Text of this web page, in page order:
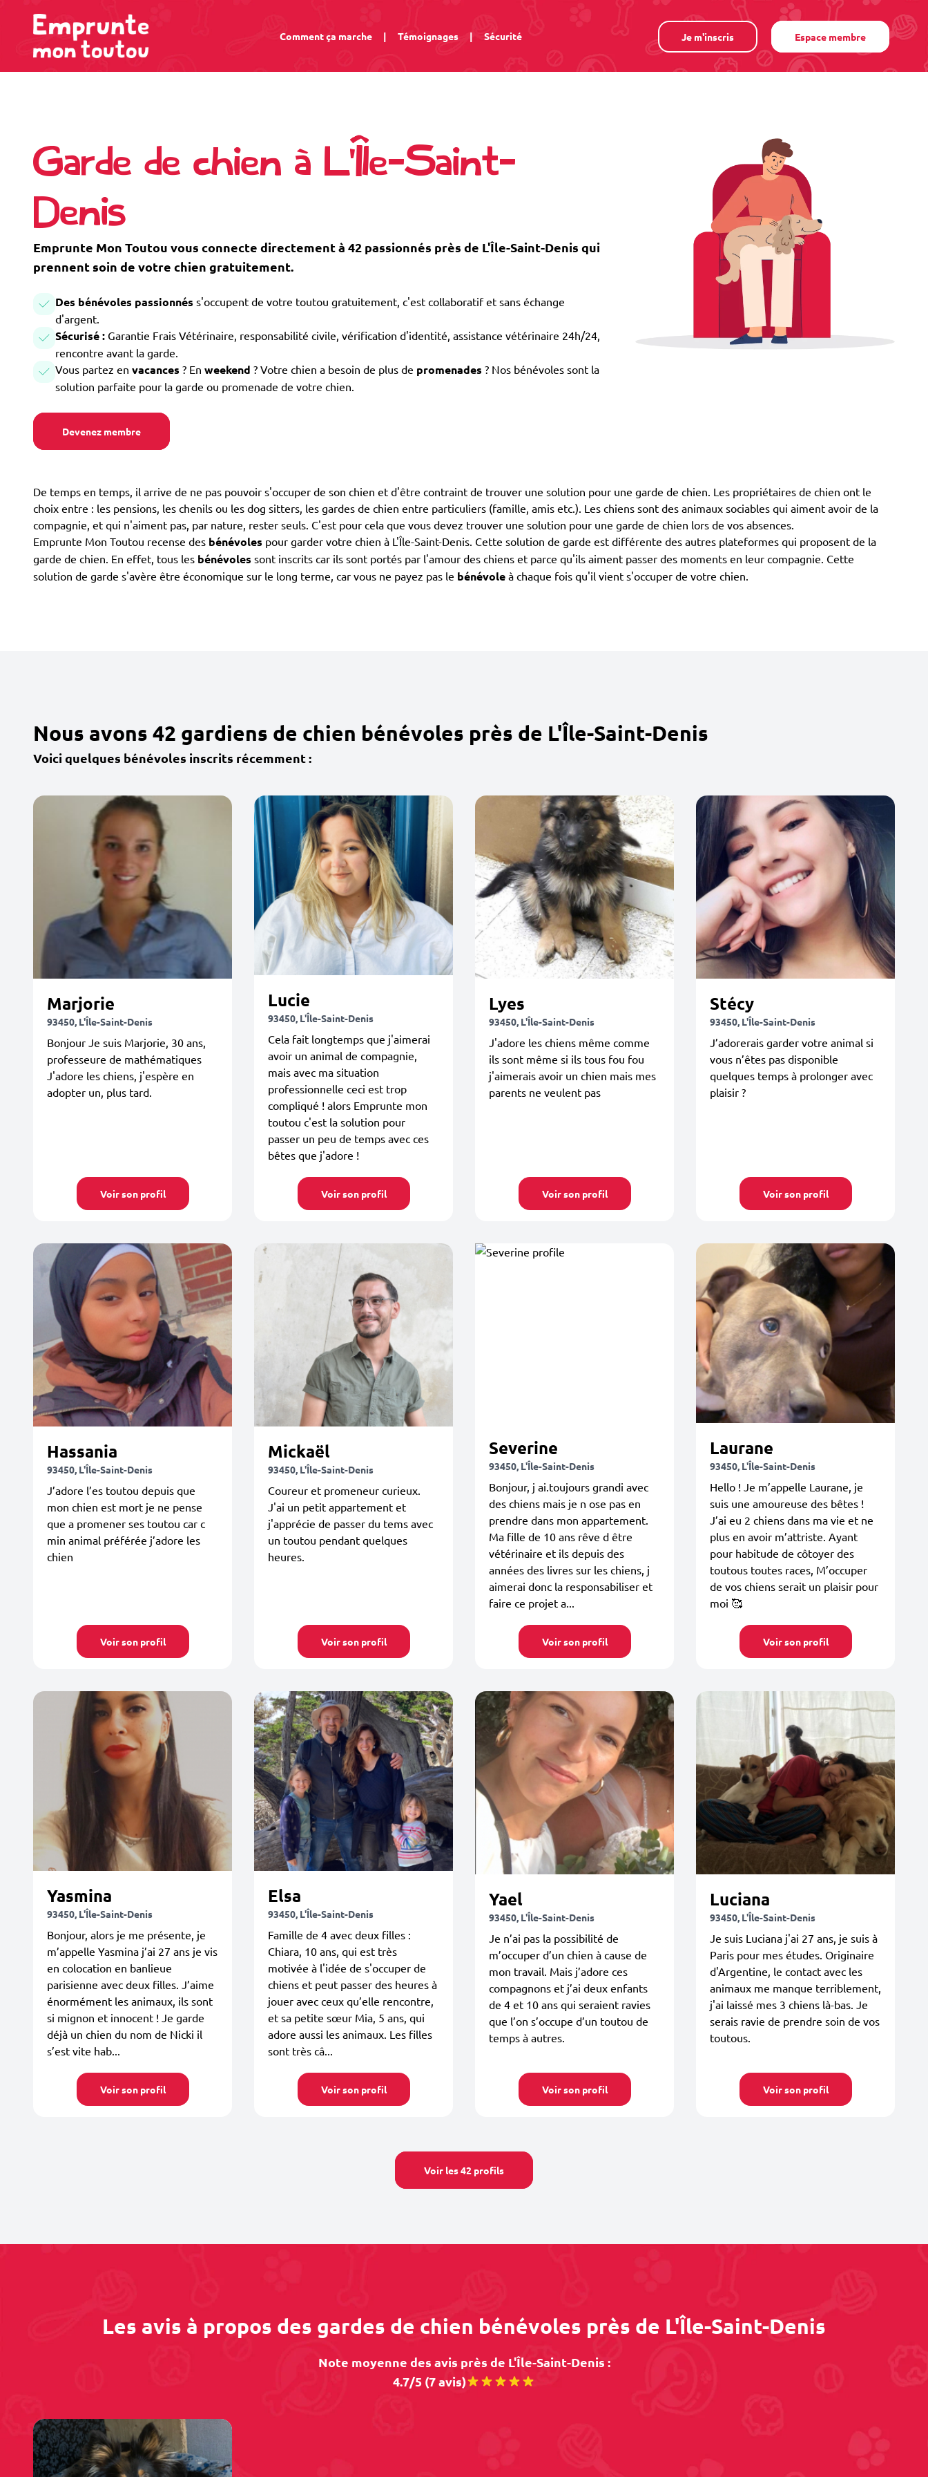
Comment ça marche | Témoignages | Sécurité Je m'inscris Espace membre
Garde de chien à L'Île-Saint-
Denis
Emprunte Mon Toutou vous connecte directement à 42 passionnés près de L'Île-Saint-Denis qui
prennent soin de votre chien gratuitement.
Des bénévoles passionnés s'occupent de votre toutou gratuitement, c'est collaboratif et sans échange
d'argent.
Sécurisé : Garantie Frais Vétérinaire, responsabilité civile, vérification d'identité, assistance vétérinaire 24h/24,
rencontre avant la garde.
Vous partez en vacances ? En weekend ? Votre chien a besoin de plus de promenades ? Nos bénévoles sont la
solution parfaite pour la garde ou promenade de votre chien.
Devenez membre
De temps en temps, il arrive de ne pas pouvoir s'occuper de son chien et d'être contraint de trouver une solution pour une garde de chien. Les propriétaires de chien ont le
choix entre : les pensions, les chenils ou les dog sitters, les gardes de chien entre particuliers (famille, amis etc.). Les chiens sont des animaux sociables qui aiment avoir de la
compagnie, et qui n'aiment pas, par nature, rester seuls. C'est pour cela que vous devez trouver une solution pour une garde de chien lors de vos absences.
Emprunte Mon Toutou recense des bénévoles pour garder votre chien à L'Île-Saint-Denis. Cette solution de garde est différente des autres plateformes qui proposent de la
garde de chien. En effet, tous les bénévoles sont inscrits car ils sont portés par l'amour des chiens et parce qu'ils aiment passer des moments en leur compagnie. Cette
solution de garde s'avère être économique sur le long terme, car vous ne payez pas le bénévole à chaque fois qu'il vient s'occuper de votre chien.
Nous avons 42 gardiens de chien bénévoles près de L'Île-Saint-Denis
Voici quelques bénévoles inscrits récemment :
Marjorie
93450, L'Île-Saint-Denis
Bonjour Je suis Marjorie, 30 ans,
professeure de mathématiques
J'adore les chiens, j'espère en
adopter un, plus tard.
Voir son profil
Lucie
93450, L'Île-Saint-Denis
Cela fait longtemps que j'aimerai
avoir un animal de compagnie,
mais avec ma situation
professionnelle ceci est trop
compliqué ! alors Emprunte mon
toutou c'est la solution pour
passer un peu de temps avec ces
bêtes que j'adore !
Voir son profil
Lyes
93450, L'Île-Saint-Denis
J'adore les chiens même comme
ils sont même si ils tous fou fou
j'aimerais avoir un chien mais mes
parents ne veulent pas
Voir son profil
Stécy
93450, L'Île-Saint-Denis
J’adorerais garder votre animal si
vous n’êtes pas disponible
quelques temps à prolonger avec
plaisir ?
Voir son profil
Hassania
93450, L'Île-Saint-Denis
J’adore l’es toutou depuis que
mon chien est mort je ne pense
que a promener ses toutou car c
min animal préférée j’adore les
chien
Voir son profil
Mickaël
93450, L'Île-Saint-Denis
Coureur et promeneur curieux.
J'ai un petit appartement et
j'apprécie de passer du tems avec
un toutou pendant quelques
heures.
Voir son profil
Severine
93450, L'Île-Saint-Denis
Bonjour, j ai.toujours grandi avec
des chiens mais je n ose pas en
prendre dans mon appartement.
Ma fille de 10 ans rêve d être
vétérinaire et ils depuis des
années des livres sur les chiens, j
aimerai donc la responsabiliser et
faire ce projet a...
Voir son profil
Laurane
93450, L'Île-Saint-Denis
Hello ! Je m’appelle Laurane, je
suis une amoureuse des bêtes !
J’ai eu 2 chiens dans ma vie et ne
plus en avoir m’attriste. Ayant
pour habitude de côtoyer des
toutous toutes races, M’occuper
de vos chiens serait un plaisir pour
moi 🥰
Voir son profil
Yasmina
93450, L'Île-Saint-Denis
Bonjour, alors je me présente, je
m’appelle Yasmina j’ai 27 ans je vis
en colocation en banlieue
parisienne avec deux filles. J’aime
énormément les animaux, ils sont
si mignon et innocent ! Je garde
déjà un chien du nom de Nicki il
s’est vite hab...
Voir son profil
Elsa
93450, L'Île-Saint-Denis
Famille de 4 avec deux filles :
Chiara, 10 ans, qui est très
motivée à l'idée de s'occuper de
chiens et peut passer des heures à
jouer avec ceux qu’elle rencontre,
et sa petite sœur Mia, 5 ans, qui
adore aussi les animaux. Les filles
sont très câ...
Voir son profil
Yael
93450, L'Île-Saint-Denis
Je n’ai pas la possibilité de
m’occuper d’un chien à cause de
mon travail. Mais j’adore ces
compagnons et j’ai deux enfants
de 4 et 10 ans qui seraient ravies
que l’on s’occupe d’un toutou de
temps à autres.
Voir son profil
Luciana
93450, L'Île-Saint-Denis
Je suis Luciana j'ai 27 ans, je suis à
Paris pour mes études. Originaire
d'Argentine, le contact avec les
animaux me manque terriblement,
j'ai laissé mes 3 chiens là-bas. Je
serais ravie de prendre soin de vos
toutous.
Voir son profil
Voir les 42 profils
Les avis à propos des gardes de chien bénévoles près de L'Île-Saint-Denis
Note moyenne des avis près de L'Île-Saint-Denis :
4.7/5 (7 avis)